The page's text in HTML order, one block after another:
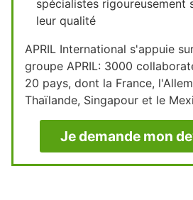
spécialistes rigoureusement
leur qualité
APRIL International s'appuie
groupe APRIL: 3000
20 pays, dont la France,
Thaïlande, Singapour et le
Je demande mon